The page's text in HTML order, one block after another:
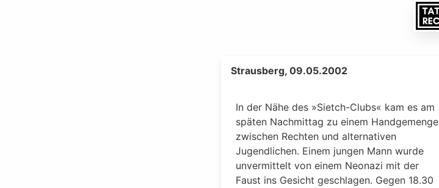
Strausberg, 09.05.2002
In der Nähe des »Sietch-Clubs« kam es am
späten Nachmittag zu einem Handgemenge
zwischen Rechten und alternativen
Jugendlichen. Einem jungen Mann wurde
unvermittelt von einem Neonazi mit der
Faust ins Gesicht geschlagen. Gegen 18.30